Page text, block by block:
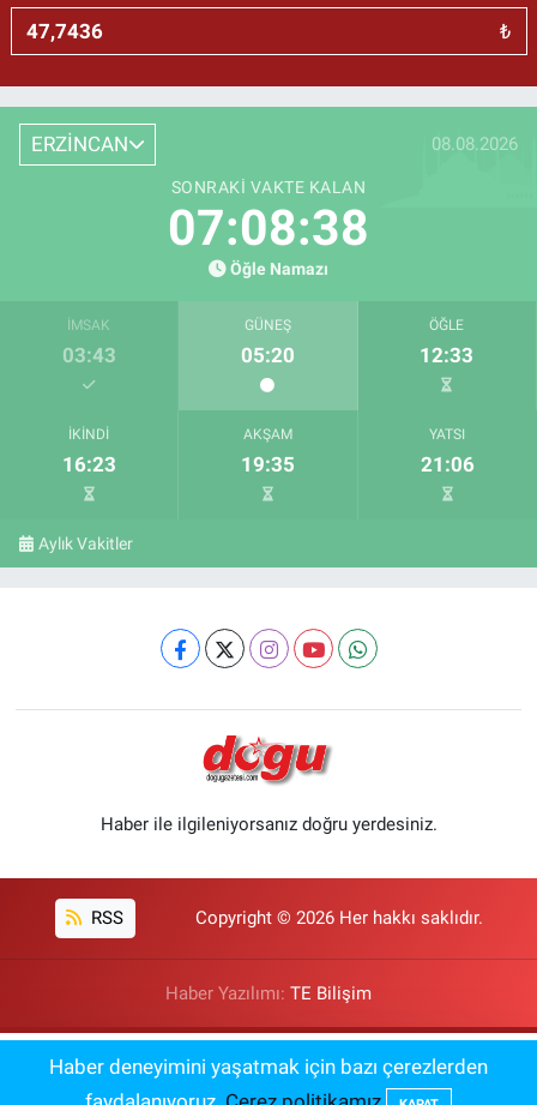
₺
ERZİNCAN 08.08.2026
SONRAKI VAKTE KALAN
07:08:37
Öğle Namazı
İMSAK
03:43
GÜNEŞ
05:20
ÖĞLE
12:33
İKINDI
16:23
AKŞAM
19:35
YATSI
21:06
Aylık Vakitler
Haber ile ilgileniyorsanız doğru yerdesiniz.
RSS Copyright © 2026 Her hakkı saklıdır.
Haber Yazılımı: TE Bilişim
Haber deneyimini yaşatmak için bazı çerezlerden
08:00 Öğretmen Açığı En Çok Olan 12 İl
Açıklandı